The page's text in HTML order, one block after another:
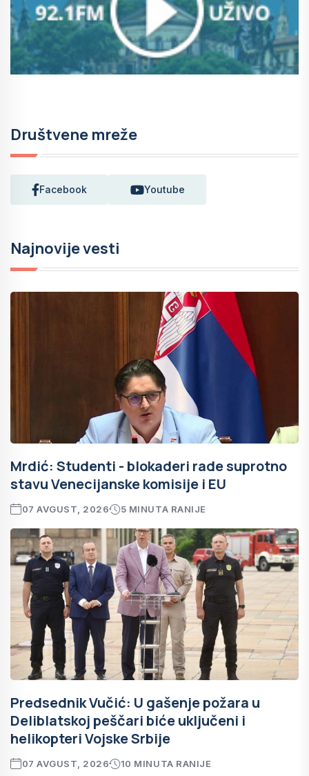
Društvene mreže
Facebook Youtube
Najnovije vesti
Mrdić: Studenti - blokaderi rade suprotno
stavu Venecijanske komisije i EU
07 AVGUST, 2026 5 MINUTA RANIJE
Predsednik Vučić: U gašenje požara u
Deliblatskoj peščari biće uključeni i
helikopteri Vojske Srbije
07 AVGUST, 2026 10 MINUTA RANIJE